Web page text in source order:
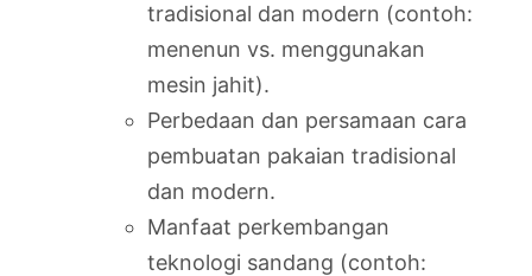
tradisional dan modern (contoh:
menenun vs. menggunakan
mesin jahit).
Perbedaan dan persamaan cara
pembuatan pakaian tradisional
dan modern.
Manfaat perkembangan
teknologi sandang (contoh: